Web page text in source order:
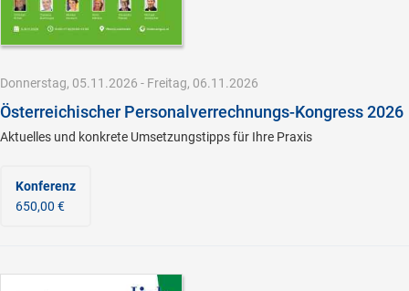
Donnerstag, 05.11.2026 - Freitag, 06.11.2026
Österreichischer Personalverrechnungs-Kongress 2026
Aktuelles und konkrete Umsetzungstipps für Ihre Praxis
Konferenz
650,00 €